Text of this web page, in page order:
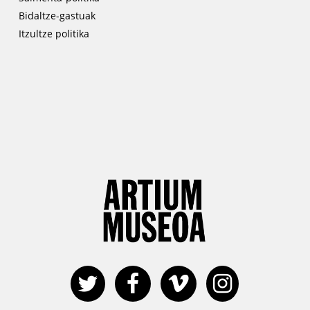
Bidaltze-gastuak
Itzultze politika